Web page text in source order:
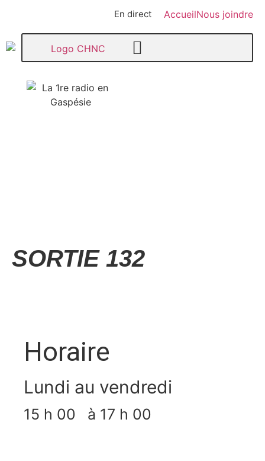
En direct AccueilNous joindre
SORTIE 132
Horaire
Lundi au vendredi
15 h 00 à 17 h 00